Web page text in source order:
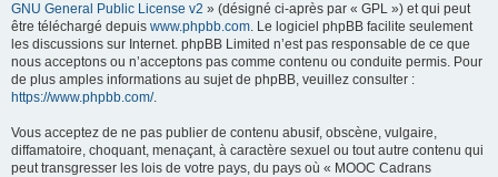
GNU General Public License v2 » (désigné ci-après par « GPL ») et qui peut
être téléchargé depuis www.phpbb.com. Le logiciel phpBB facilite seulement
les discussions sur Internet. phpBB Limited n’est pas responsable de ce que
nous acceptons ou n’acceptons pas comme contenu ou conduite permis. Pour
de plus amples informations au sujet de phpBB, veuillez consulter :
https://www.phpbb.com/.
Vous acceptez de ne pas publier de contenu abusif, obscène, vulgaire,
diffamatoire, choquant, menaçant, à caractère sexuel ou tout autre contenu qui
peut transgresser les lois de votre pays, du pays où « MOOC Cadrans